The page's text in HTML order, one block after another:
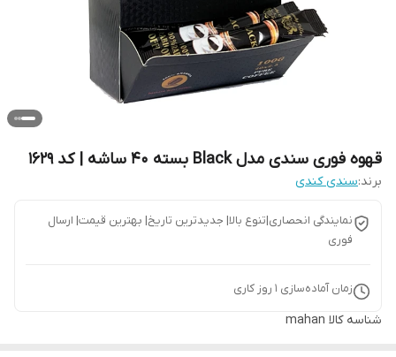
قهوه فوری سندی مدل Black بسته 40 ساشه | کد 1629
برند:سندی کندی
نمایندگی انحصاری|تنوع بالا| جدیدترین تاریخ| بهترین قیمت| ارسال
فوری
زمان آماده‌سازی 1 روز کاری
شناسه کالا mahan